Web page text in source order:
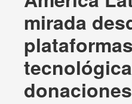
mirada
plataformas
donaciones